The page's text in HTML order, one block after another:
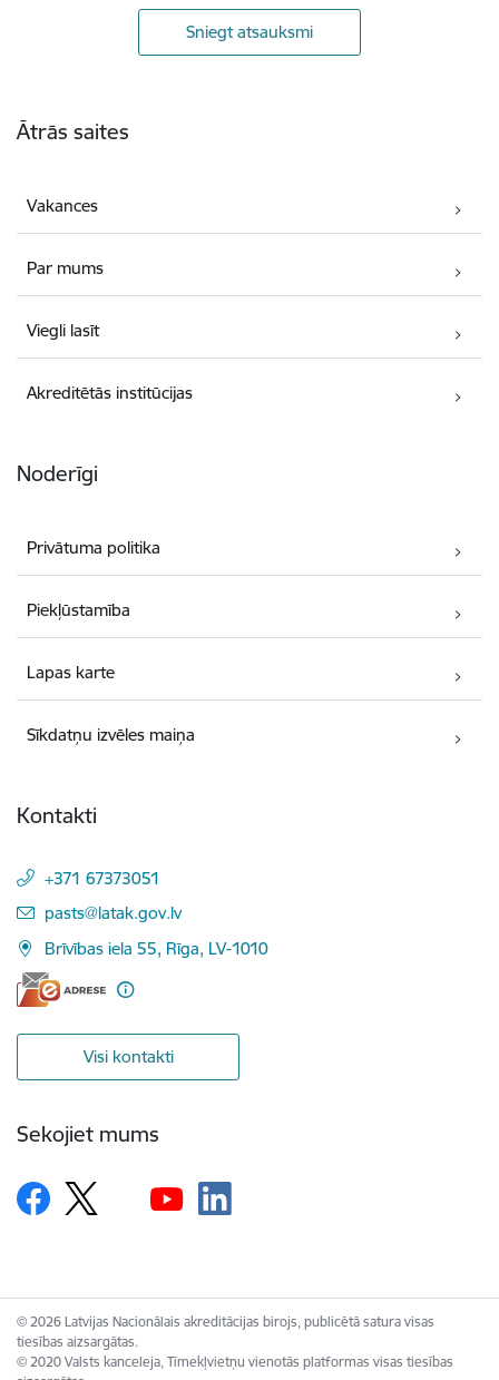
Sniegt atsauksmi
Ātrās saites
Vakances
Par mums
Viegli lasīt
Akreditētās institūcijas
Noderīgi
Privātuma politika
Piekļūstamība
Lapas karte
Sīkdatņu izvēles maiņa
Kontakti
+371 67373051
E-pasts:
pasts@latak.gov.lv
Brīvības iela 55, Rīga, LV-1010
Visi kontakti
Sekojiet mums
© 2026 Latvijas Nacionālais akreditācijas birojs, publicētā satura visas
tiesības aizsargātas.
© 2020 Valsts kanceleja, Tīmekļvietņu vienotās platformas visas tiesības